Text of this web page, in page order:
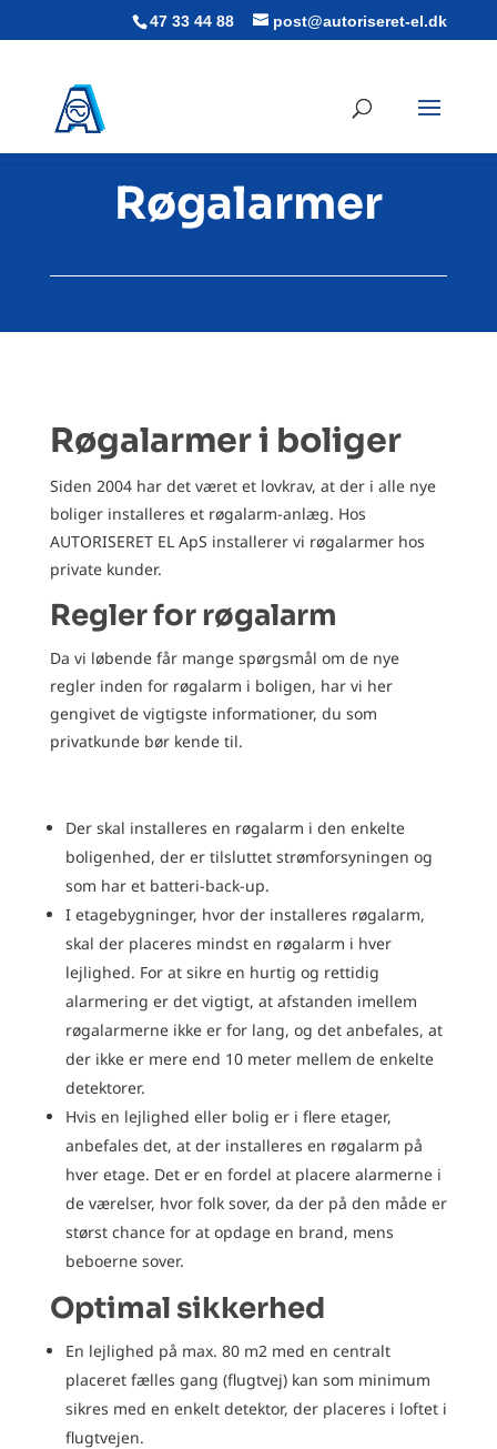
47 33 44 88 post@autoriseret-el.dk
Røgalarmer
Røgalarmer i boliger
Siden 2004 har det været et lovkrav, at der i alle nye
boliger installeres et røgalarm-anlæg. Hos
AUTORISERET EL ApS installerer vi røgalarmer hos
private kunder.
Regler for røgalarm
Da vi løbende får mange spørgsmål om de nye
regler inden for røgalarm i boligen, har vi her
gengivet de vigtigste informationer, du som
privatkunde bør kende til.
Der skal installeres en røgalarm i den enkelte
boligenhed, der er tilsluttet strømforsyningen og
som har et batteri-back-up.
I etagebygninger, hvor der installeres røgalarm,
skal der placeres mindst en røgalarm i hver
lejlighed. For at sikre en hurtig og rettidig
alarmering er det vigtigt, at afstanden imellem
røgalarmerne ikke er for lang, og det anbefales, at
der ikke er mere end 10 meter mellem de enkelte
detektorer.
Hvis en lejlighed eller bolig er i flere etager,
anbefales det, at der installeres en røgalarm på
hver etage. Det er en fordel at placere alarmerne i
de værelser, hvor folk sover, da der på den måde er
størst chance for at opdage en brand, mens
beboerne sover.
​Optimal sikkerhed
En lejlighed på max. 80 m2 med en centralt
placeret fælles gang (flugtvej) kan som minimum
sikres med en enkelt detektor, der placeres i loftet i
flugtvejen.